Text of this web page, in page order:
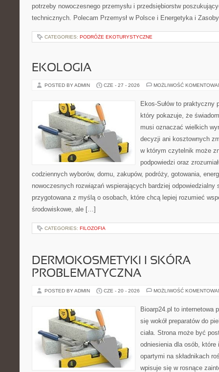
potrzeby nowoczesnego przemysłu i przedsiębiorstw
technicznych. Polecam Przemysł w Polsce i Energetyka i
CATEGORIES: PODRÓŻE EKOTURYSTYCZNE
EKOLOGIA
POSTED BY ADMIN CZE - 27 - 2026 MOŻLIWOŚĆ
Ekos-Sułów to praktyczny
który pokazuje, że
musi oznaczać wielkich
decyzji ani kosztownych
w którym czytelnik może
podpowiedzi oraz
codziennych wyborów, domu, zakupów, podróży, gotowania,
nowoczesnych rozwiązań wspierających bardziej odpowiedzialny
przygotowana z myślą o osobach, które chcą lepiej rozumieć
środowiskowe, ale […]
CATEGORIES: FILOZOFIA
DERMOKOSMETYKI I SKÓRA
PROBLEMATYCZNA
POSTED BY ADMIN CZE - 20 - 2026 MOŻLIWOŚĆ
Bioarp24.pl to internetowa
się wokół preparatów do
ciała. Strona może być
odniesienia dla osób,
opartymi na składnikach
wpisuje się w rosnące